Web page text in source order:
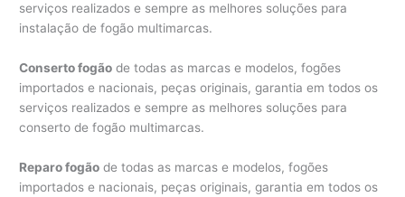
serviços realizados e sempre as melhores soluções para
instalação de fogão multimarcas.
Conserto fogão de todas as marcas e modelos, fogões
importados e nacionais, peças originais, garantia em todos os
serviços realizados e sempre as melhores soluções para
conserto de fogão multimarcas.
Reparo fogão de todas as marcas e modelos, fogões
importados e nacionais, peças originais, garantia em todos os